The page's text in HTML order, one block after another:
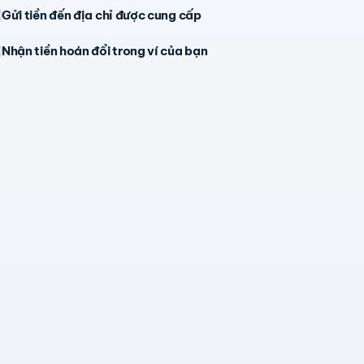
Gửi tiền đến địa chỉ được cung cấp
Nhận tiền hoán đổi trong ví của bạn